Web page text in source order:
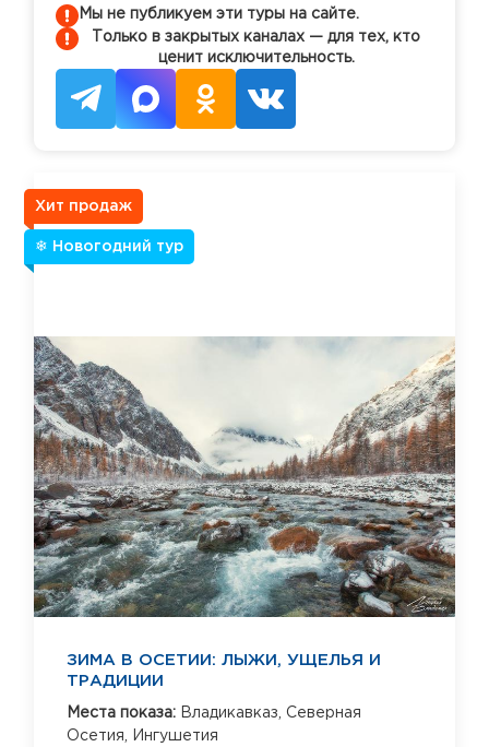
Мы не публикуем эти туры на сайте.
Только в закрытых каналах — для тех, кто
ценит исключительность.
Хит продаж
❄ Новогодний тур
ЗИМА В ОСЕТИИ: ЛЫЖИ, УЩЕЛЬЯ И
ТРАДИЦИИ
Места показа: Владикавказ, Северная
Осетия,
Ингушетия